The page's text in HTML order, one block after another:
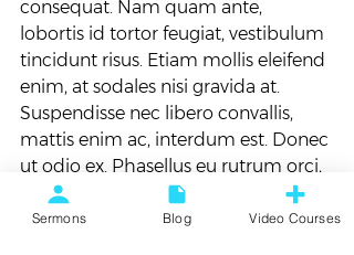
consequat. Nam quam ante,
lobortis id tortor feugiat, vestibulum
tincidunt risus. Etiam mollis eleifend
enim, at sodales nisi gravida at.
Suspendisse nec libero convallis,
mattis enim ac, interdum est. Donec
ut odio ex. Phasellus eu rutrum orci,
sed vulputate orci. Proin ut augue
vulputate, tincidunt leo eu, aliquam
Sermons Blog Video Courses